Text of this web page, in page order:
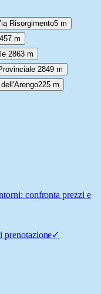
Risorgimento5 m
457 m
2863 m
2849 m
225 m
confronta prezzi e
prenotazione✓